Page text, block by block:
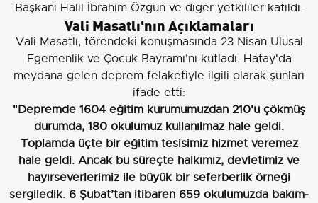
Başkanı Halil İbrahim Özgün ve diğer yetkililer katıldı.
Vali Masatlı'nın Açıklamaları
Vali Masatlı, törendeki konuşmasında 23 Nisan Ulusal
Egemenlik ve Çocuk Bayramı'nı kutladı. Hatay'da
meydana gelen deprem felaketiyle ilgili olarak şunları
ifade etti:
"Depremde 1604 eğitim kurumumuzdan 210'u çökmüş
durumda, 180 okulumuz kullanılmaz hale geldi.
Toplamda üçte bir eğitim tesisimiz hizmet veremez
hale geldi. Ancak bu süreçte halkımız, devletimiz ve
hayırseverlerimiz ile büyük bir seferberlik örneği
sergiledik. 6 Şubat’tan itibaren 659 okulumuzda bakım-